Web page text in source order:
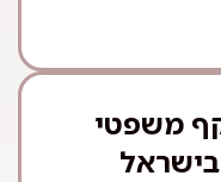
משפטי
בישראל